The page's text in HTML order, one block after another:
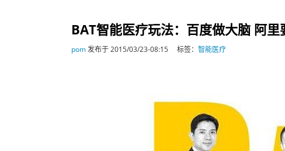
BAT智能医疗玩法：百度做大脑 阿
pom发布于 2015/03/23-08:15 标签： 智能医疗